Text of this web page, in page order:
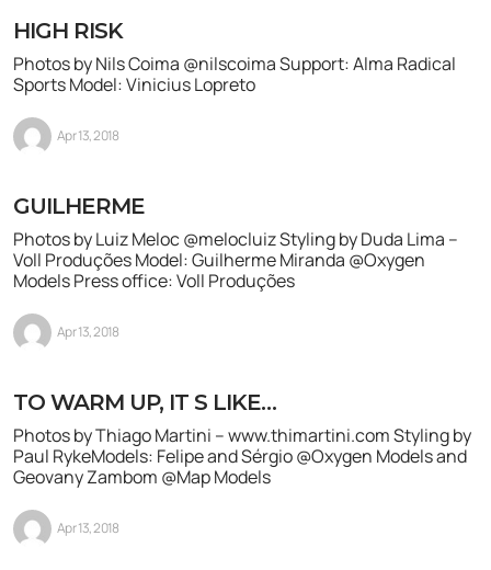
HIGH RISK
Photos by Nils Coima @nilscoima Support: Alma Radical
Sports Model: Vinicius Lopreto
Apr 13, 2018
GUILHERME
Photos by Luiz Meloc @melocluiz Styling by Duda Lima –
Voll Produções Model: Guilherme Miranda @Oxygen
Models Press office: Voll Produções
Apr 13, 2018
TO WARM UP, IT S LIKE…
Photos by Thiago Martini – www.thimartini.com Styling by
Paul RykeModels: Felipe and Sérgio @Oxygen Models and
Geovany Zambom @Map Models
Apr 13, 2018